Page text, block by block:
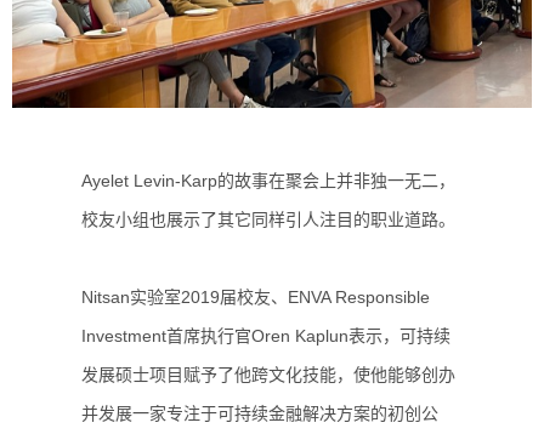
Ayelet Levin-Karp的故事在聚会上并非独一无二，
校友小组也展示了其它同样引人注目的职业道路。
Nitsan实验室2019届校友、ENVA Responsible
Investment首席执行官Oren Kaplun表示，可持续
发展硕士项目赋予了他跨文化技能，使他能够创办
并发展一家专注于可持续金融解决方案的初创公